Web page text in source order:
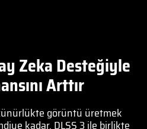
Zeka Desteğiyle
Arttır
görüntü üretmek
kadar. DLSS 3 ile birlikte